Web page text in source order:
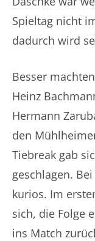
Spieltag nicht
dadurch wird
Besser
Heinz
Hermann
den
Tiebreak gab
geschlagen.
kurios. Im
sich, die Folge
ins Match